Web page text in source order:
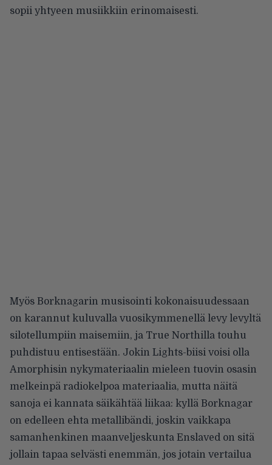
sopii yhtyeen musiikkiin erinomaisesti.
Myös Borknagarin musisointi kokonaisuudessaan
on karannut kuluvalla vuosikymmenellä levy levyltä
silotellumpiin maisemiin, ja True Northilla touhu
puhdistuu entisestään. Jokin Lights-biisi voisi olla
Amorphisin nykymateriaalin mieleen tuovin osasin
melkeinpä radiokelpoa materiaalia, mutta näitä
sanoja ei kannata säikähtää liikaa: kyllä Borknagar
on edelleen ehta metallibändi, joskin vaikkapa
samanhenkinen maanveljeskunta Enslaved on sitä
jollain tapaa selvästi enemmän, jos jotain vertailua